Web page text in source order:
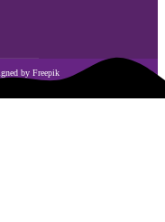
by Freepik